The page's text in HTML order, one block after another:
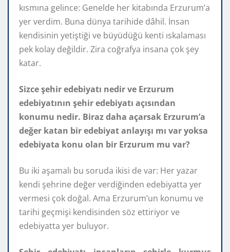
kısmına gelince: Genelde her kitabında Erzurum’a
yer verdim. Buna dünya tarihide dâhil. İnsan
kendisinin yetiştiği ve büyüdüğü kenti ıskalaması
pek kolay değildir. Zira coğrafya insana çok şey
katar.
Sizce şehir edebiyatı nedir ve Erzurum
edebiyatının şehir edebiyatı açısından
konumu nedir. Biraz daha açarsak Erzurum’a
değer katan bir edebiyat anlayışı mı var yoksa
edebiyata konu olan bir Erzurum mu var?
Bu iki aşamalı bu soruda ikisi de var: Her yazar
kendi şehrine değer verdiğinden edebiyatta yer
vermesi çok doğal. Ama Erzurum’un konumu ve
tarihi geçmişi kendisinden söz ettiriyor ve
edebiyatta yer buluyor.